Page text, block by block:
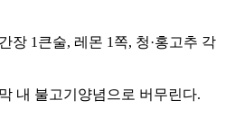
장 1큰술, 레몬 1쪽, 청·홍고추 각
내 불고기양념으로 버무린다.